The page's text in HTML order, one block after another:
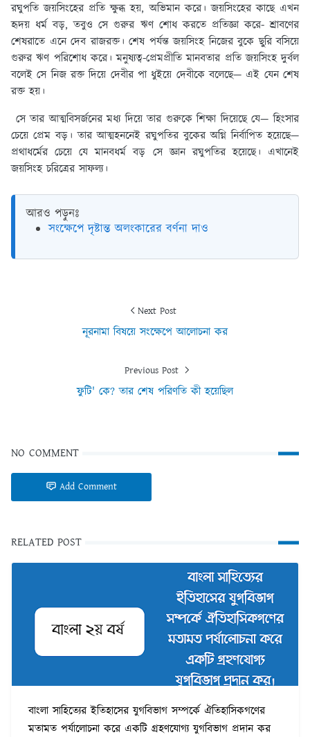
রঘুপতি জয়সিংহের প্রতি ক্ষুব্ধ হয়, অভিমান করে। জয়সিংহের কাছে এখন
হৃদয় ধর্ম বড়, তবুও সে গুরুর ঋণ শোধ করতে প্রতিজ্ঞা করে- শ্রাবণের
শেষরাতে এনে দেব রাজরক্ত। শেষ পর্যন্ত জয়সিংহ নিজের বুকে ছুরি বসিয়ে
গুরুর ঋণ পরিশোধ করে। মনুষ্যত্ব-প্রেমপ্রীতি মানবতার প্রতি জয়সিংহ দুর্বল
বলেই সে নিজ রক্ত দিয়ে দেবীর পা ধুইয়ে দেবীকে বলেছে— এই যেন শেষ
রক্ত হয়।
সে তার আত্মবিসর্জনের মধ্য দিয়ে তার গুরুকে শিক্ষা দিয়েছে যে— হিংসার
চেয়ে প্রেম বড়। তার আত্মহননেই রঘুপতির বুকের অগ্নি নির্বাপিত হয়েছে—
প্রথাধর্মের চেয়ে যে মানবধর্ম বড় সে জ্ঞান রঘুপতির হয়েছে। এখানেই
জয়সিংহ চরিত্রের সাফল্য।
আরও পড়ুনঃ
সংক্ষেপে দৃষ্টান্ত অলংকারের বর্ণনা দাও
Next Post
নূরনামা বিষয়ে সংক্ষেপে আলোচনা কর
Previous Post
ফুটি' কে? তার শেষ পরিণতি কী হয়েছিল
NO COMMENT
Add Comment
RELATED POST
বাংলা সাহিত্যের ইতিহাসের যুগবিভাগ সম্পর্কে ঐতিহাসিকগণের
মতামত পর্যালোচনা করে একটি গ্রহণযোগ্য যুগবিভাগ প্রদান কর